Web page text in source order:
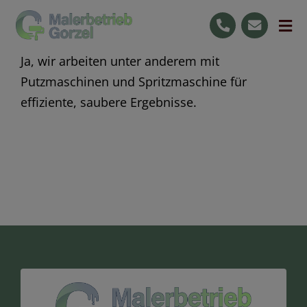
Skip
Start
Leistungen
0176 59727596
Ja, wir arbeiten unter anderem mit
Putzmaschinen und Spritzmaschine für
effiziente, saubere Ergebnisse.